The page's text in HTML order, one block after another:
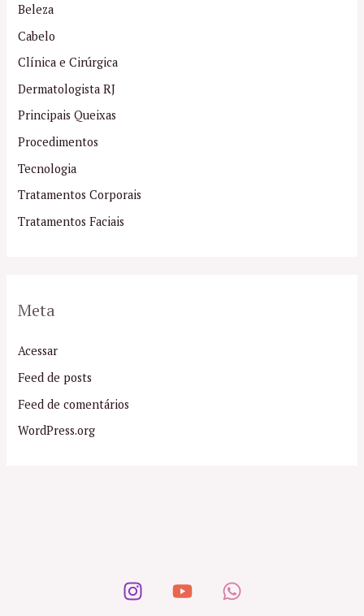
Beleza
Cabelo
Clínica e Cirúrgica
Dermatologista RJ
Principais Queixas
Procedimentos
Tecnologia
Tratamentos Corporais
Tratamentos Faciais
Meta
Acessar
Feed de posts
Feed de comentários
WordPress.org